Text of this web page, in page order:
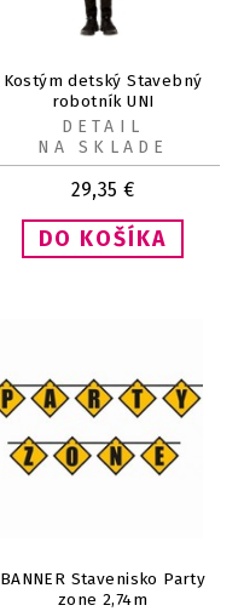
Kostým detský Stavebný
robotník UNI
29,35 €
DETAIL
NA SKLADE
BANNER Stavenisko Party
zone 2,74m